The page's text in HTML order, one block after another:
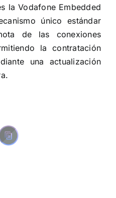
la Vodafone Embedded
único estándar
de las conexiones
la contratación
una actualización